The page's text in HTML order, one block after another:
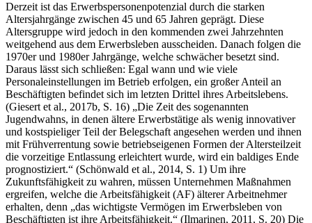
Derzeit ist das Erwerbspersonenpotenzial durch die starken
Altersjahrgänge zwischen 45 und 65 Jahren geprägt. Diese
Altersgruppe wird jedoch in den kommenden zwei Jahrzehnten
weitgehend aus dem Erwerbsleben ausscheiden. Danach folgen die
1970er und 1980er Jahrgänge, welche schwächer besetzt sind.
Daraus lässt sich schließen: Egal wann und wie viele
Personaleinstellungen im Betrieb erfolgen, ein großer Anteil an
Beschäftigten befindet sich im letzten Drittel ihres Arbeitslebens.
(Giesert et al., 2017b, S. 16) „Die Zeit des sogenannten
Jugendwahns, in denen ältere Erwerbstätige als wenig innovativer
und kostspieliger Teil der Belegschaft angesehen werden und ihnen
mit Frühverrentung sowie betriebseigenen Formen der Altersteilzeit
die vorzeitige Entlassung erleichtert wurde, wird ein baldiges Ende
prognostiziert.“ (Schönwald et al., 2014, S. 1) Um ihre
Zukunftsfähigkeit zu wahren, müssen Unternehmen Maßnahmen
ergreifen, welche die Arbeitsfähigkeit (AF) älterer Arbeitnehmer
erhalten, denn „das wichtigste Vermögen im Erwerbsleben von
Beschäftigten ist ihre Arbeitsfähigkeit.“ (Ilmarinen, 2011, S. 20) Die